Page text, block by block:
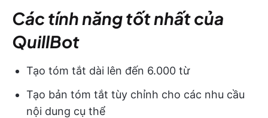
Các tính năng tốt nhất của
QuillBot
Tạo tóm tắt dài lên đến 6.000 từ
Tạo bản tóm tắt tùy chỉnh cho các nhu cầu
nội dung cụ thể